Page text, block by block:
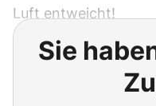
Luft entweicht!
Sie